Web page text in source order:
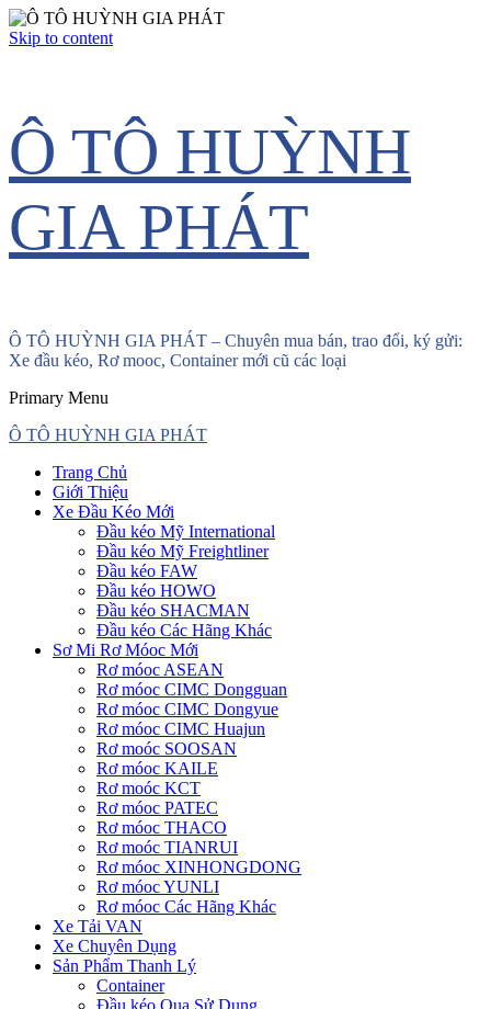
Skip to content
Ô TÔ HUỲNH
GIA PHÁT
Ô TÔ HUỲNH GIA PHÁT – Chuyên mua bán, trao đổi, ký gửi:
Xe đầu kéo, Rơ mooc, Container mới cũ các loại
Primary Menu
Ô TÔ HUỲNH GIA PHÁT
Trang Chủ
Giới Thiệu
Xe Đầu Kéo Mới
Đầu kéo Mỹ International
Đầu kéo Mỹ Freightliner
Đầu kéo FAW
Đầu kéo HOWO
Đầu kéo SHACMAN
Đầu kéo Các Hãng Khác
Sơ Mi Rơ Móoc Mới
Rơ móoc ASEAN
Rơ móoc CIMC Dongguan
Rơ móoc CIMC Dongyue
Rơ móoc CIMC Huajun
Rơ moóc SOOSAN
Rơ móoc KAILE
Rơ moóc KCT
Rơ móoc PATEC
Rơ móoc THACO
Rơ moóc TIANRUI
Rơ móoc XINHONGDONG
Rơ móoc YUNLI
Rơ móoc Các Hãng Khác
Xe Tải VAN
Xe Chuyên Dụng
Sản Phẩm Thanh Lý
Container
Đầu kéo Qua Sử Dụng